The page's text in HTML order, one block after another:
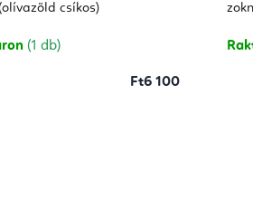
csíkos)
(1 db)
Ft6 100